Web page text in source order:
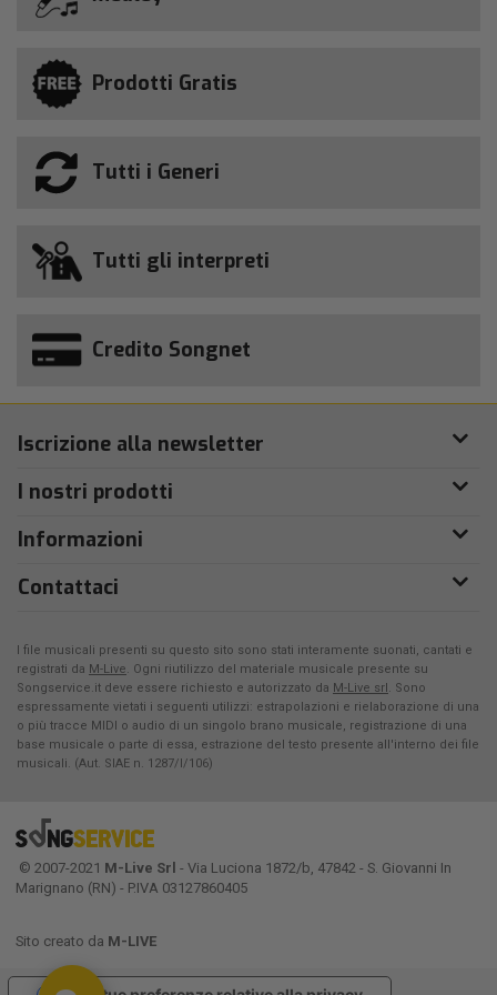
Prodotti Gratis
Tutti i Generi
Tutti gli interpreti
Credito Songnet
Iscrizione alla newsletter
I nostri prodotti
Informazioni
Contattaci
I file musicali presenti su questo sito sono stati interamente suonati, cantati e
registrati da M-Live. Ogni riutilizzo del materiale musicale presente su
Songservice.it deve essere richiesto e autorizzato da M-Live srl. Sono
espressamente vietati i seguenti utilizzi: estrapolazioni e rielaborazione di una
o più tracce MIDI o audio di un singolo brano musicale, registrazione di una
base musicale o parte di essa, estrazione del testo presente all'interno dei file
musicali. (Aut. SIAE n. 1287/I/106)
© 2007-2021 M-Live Srl - Via Luciona 1872/b, 47842 - S. Giovanni In
Marignano (RN) - P.IVA 03127860405
Sito creato da M-LIVE